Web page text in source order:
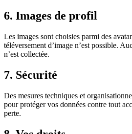
6. Images de profil
Les images sont choisies parmi des
téléversement d’image n’est possible.
n’est collectée.
7. Sécurité
Des mesures techniques et
pour protéger vos données contre tout
perte.